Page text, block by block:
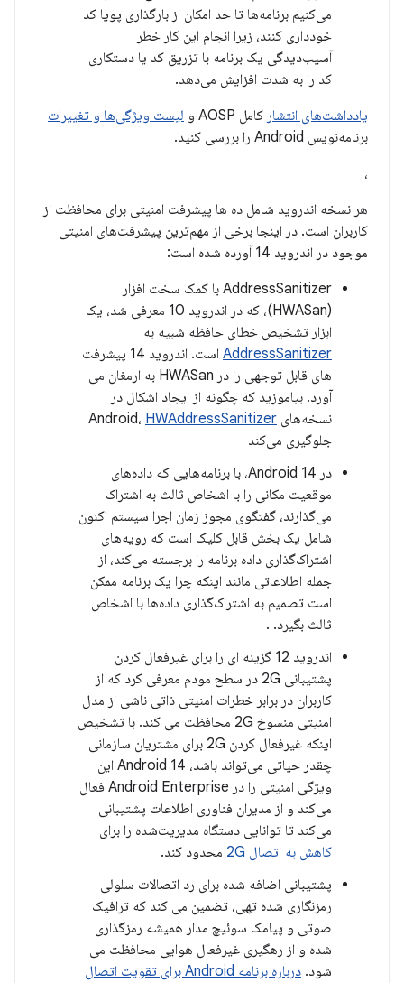
می‌کنیم برنامه‌ها تا حد امکان از بارگذاری پویا کد
خودداری کنند، زیرا انجام این کار خطر
آسیب‌دیدگی یک برنامه با تزریق کد یا دستکاری
کد را به شدت افزایش می‌دهد.
یادداشت‌های انتشار کامل AOSP و
لیست ویژگی‌ها و تغییرات
برنامه‌نویس Android را بررسی کنید.
،
هر نسخه اندروید شامل ده ها پیشرفت امنیتی برای محافظت از
کاربران است. در اینجا برخی از مهم‌ترین پیشرفت‌های امنیتی
موجود در اندروید 14 آورده شده است:
AddressSanitizer با کمک سخت افزار
(HWASan)، که در اندروید 10 معرفی شد، یک
ابزار تشخیص خطای حافظه شبیه به
AddressSanitizer
است. اندروید 14 پیشرفت
های قابل توجهی را در HWASan به ارمغان می
آورد. بیاموزید که چگونه از ایجاد اشکال در
نسخه‌های Android، HWAddressSanitizer
جلوگیری می‌کند
در Android 14، با برنامه‌هایی که داده‌های
موقعیت مکانی را با اشخاص ثالث به اشتراک
می‌گذارند، گفتگوی مجوز زمان اجرا سیستم اکنون
شامل یک بخش قابل کلیک است که رویه‌های
اشتراک‌گذاری داده برنامه را برجسته می‌کند، از
جمله اطلاعاتی مانند اینکه چرا یک برنامه ممکن
است تصمیم به اشتراک‌گذاری داده‌ها با اشخاص
ثالث بگیرد. .
اندروید 12 گزینه ای را برای غیرفعال کردن
پشتیبانی 2G در سطح مودم معرفی کرد که از
کاربران در برابر خطرات امنیتی ذاتی ناشی از مدل
امنیتی منسوخ 2G محافظت می کند. با تشخیص
اینکه غیرفعال کردن 2G برای مشتریان سازمانی
چقدر حیاتی می‌تواند باشد، Android 14 این
ویژگی امنیتی را در Android Enterprise فعال
می‌کند و از مدیران فناوری اطلاعات پشتیبانی
می‌کند تا توانایی دستگاه مدیریت‌شده را برای
کاهش به اتصال 2G
محدود کند.
پشتیبانی اضافه شده برای رد اتصالات سلولی
رمزنگاری شده تهی، تضمین می کند که ترافیک
صوتی و پیامک سوئیچ مدار همیشه رمزگذاری
شده و از رهگیری غیرفعال هوایی محافظت می
شود.
درباره برنامه Android برای تقویت اتصال